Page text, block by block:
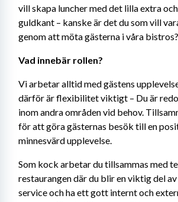
vill skapa luncher med det lilla extra
guldkant – kanske är det du som vill
genom att möta gästerna i våra bistros?
Vad innebär rollen?
Vi arbetar alltid med gästens
därför är flexibilitet viktigt – Du är
inom andra områden vid behov.
för att göra gästernas besök till en
minnesvärd upplevelse.
Som kock arbetar du tillsammas med
restaurangen där du blir en viktig del
service och ha ett gott internt och